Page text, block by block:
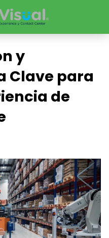
y
Clave para
de